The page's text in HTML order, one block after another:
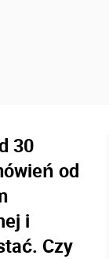
30
od
i
Czy